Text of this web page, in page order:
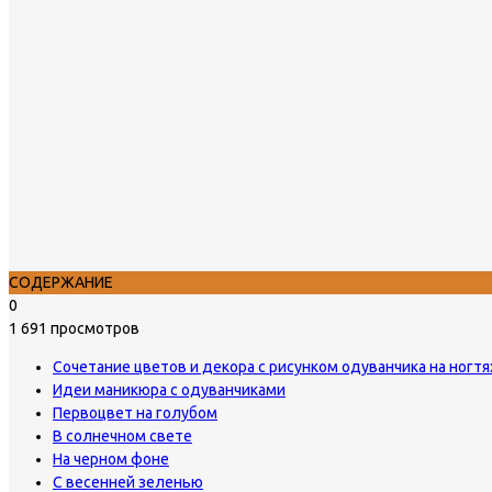
СОДЕРЖАНИЕ
0
1 691 просмотров
Сочетание цветов и декора с рисунком одуванчика на
Идеи маникюра с одуванчиками
Первоцвет на голубом
В солнечном свете
На черном фоне
С весенней зеленью